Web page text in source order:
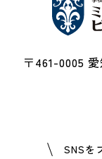
〒461-0005
SNSを